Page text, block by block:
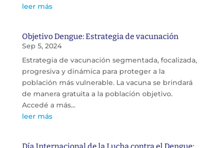
leer más
Objetivo Dengue: Estrategia de vacunación
Sep 5, 2024
Estrategia de vacunación segmentada, focalizada,
progresiva y dinámica para proteger a la
población más vulnerable. La vacuna se brindará
de manera gratuita a la población objetivo.
Accedé a más...
leer más